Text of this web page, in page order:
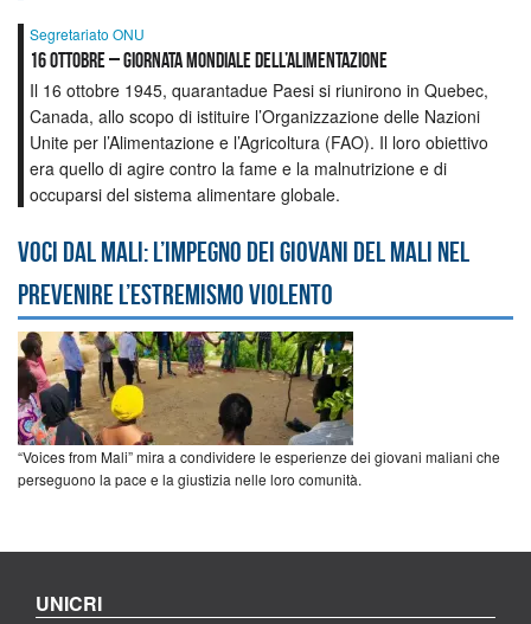
Segretariato ONU
16 OTTOBRE – GIORNATA MONDIALE DELL’ALIMENTAZIONE
Il 16 ottobre 1945, quarantadue Paesi si riunirono in Quebec,
Canada, allo scopo di istituire l’Organizzazione delle Nazioni
Unite per l’Alimentazione e l’Agricoltura (FAO). Il loro obiettivo
era quello di agire contro la fame e la malnutrizione e di
occuparsi del sistema alimentare globale.
Voci dal Mali: l’impegno dei giovani del Mali nel
prevenire l’estremismo violento
“Voices from Mali” mira a condividere le esperienze dei giovani maliani che
perseguono la pace e la giustizia nelle loro comunità.
UNICRI